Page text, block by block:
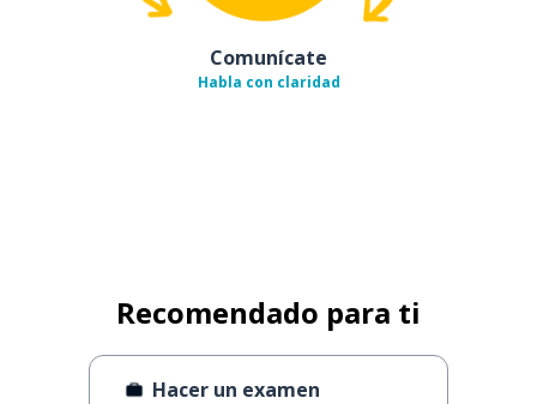
Comunícate
Habla con claridad
Recomendado para ti
Hacer un examen